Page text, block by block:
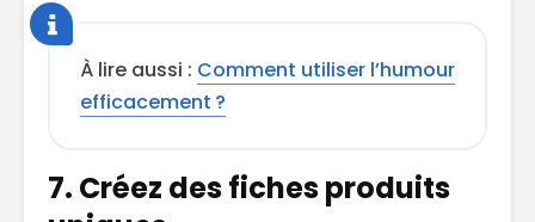
À lire aussi : Comment utiliser l’humour
efficacement ?
7. Créez des fiches produits